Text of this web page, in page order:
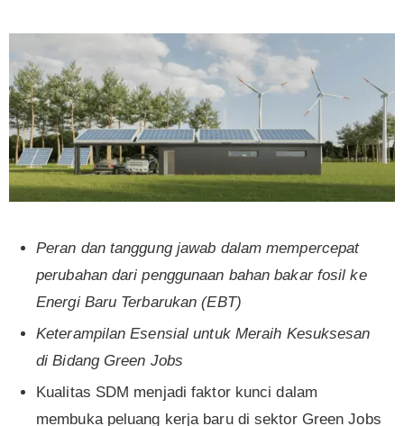
Peran dan tanggung jawab dalam mempercepat
perubahan dari penggunaan bahan bakar fosil ke
Energi Baru Terbarukan (EBT)
Keterampilan Esensial untuk Meraih Kesuksesan
di Bidang Green Jobs
Kualitas SDM menjadi faktor kunci dalam
membuka peluang kerja baru di sektor Green Jobs